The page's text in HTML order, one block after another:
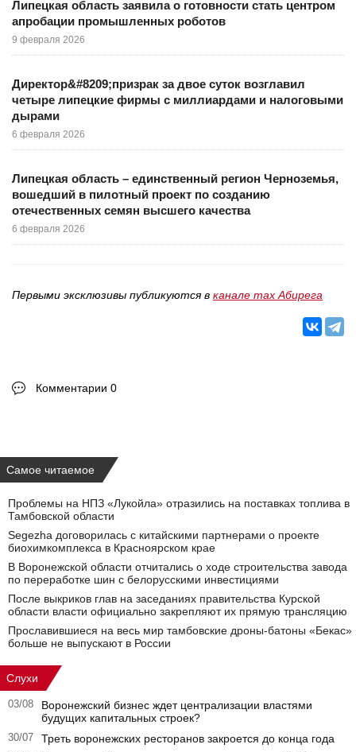
Липецкая область заявила о готовности стать центром
апробации промышленных роботов
9 февраля 2026
Директор&#8209;призрак за двое суток возглавил
четыре липецкие фирмы с миллиардами и налоговыми
дырами
6 февраля 2026
Липецкая область – единственный регион Черноземья,
вошедший в пилотный проект по созданию
отечественных семян высшего качества
6 февраля 2026
Первыми эксклюзивы публикуются в канале max Абирега
Комментарии 0
Самое читаемое
Проблемы на НПЗ «Лукойла» отразились на поставках топлива в
Тамбовской области
Segezha договорилась с китайскими партнерами о проекте
биохимкомплекса в Красноярском крае
В Воронежской области отчитались о ходе строительства завода
по переработке шин с белорусскими инвестициями
После выкриков глав на заседаниях правительства Курской
области власти официально закрепляют их прямую трансляцию
Прославившиеся на весь мир тамбовские дроны-батоны «Бекас»
больше не выпускают в России
Слухи
03/08
Воронежский бизнес ждет централизации властями
будущих капитальных строек?
30/07 Треть воронежских ресторанов закроется до конца года